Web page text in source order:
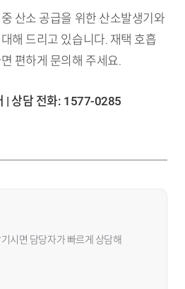
산소 공급을 위한 산소발생기와
해 드리고 있습니다. 재택 호흡
편하게 문의해 주세요.
| 상담 전화: 1577-0285
시면 담당자가 빠르게 상담해